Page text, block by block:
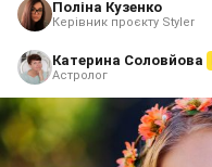
Поліна Кузенко
Керівник проєкту Styler
Катерина Соловйова
Астролог